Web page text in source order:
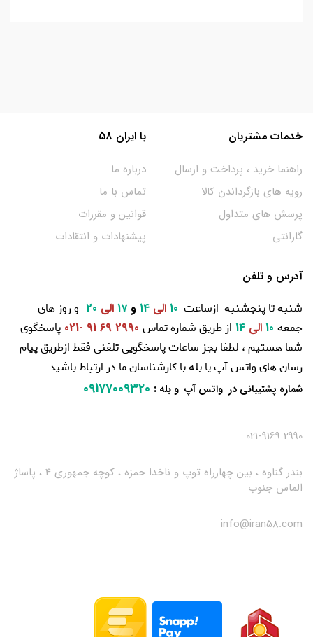
خدمات مشتریان
راهنما خرید ، پرداخت و ارسال
رویه های بازگرداندن کالا
پرسش های متداول
گارانتی
با ایران 58
درباره ما
تماس با ما
قوانین و مقررات
پیشنهادات و انتقادات
آدرس و تلفن
شنبه تا پنجشنبه ازساعت 10 الی و17 الی
و روز های
جمعه
الی از طریق شماره تماس 2990 69 91 -021
پاسخگوی
شما هستیم ، لطفا بجز ساعات پاسخگویی تلفنی فقط ازطریق پیام
رسان های واتس آپ یا بله با کارشناسان ما در ارتباط باشید
شماره پشتیبانی در واتس آپ و بله :
09177009320
2990 021-9169
بندر گناوه ، بین چهارراه توپ و ناخدا حمزه ، کوچه جمهوری 4 ، پاساژ
الماس جنوب
info@iran58.com